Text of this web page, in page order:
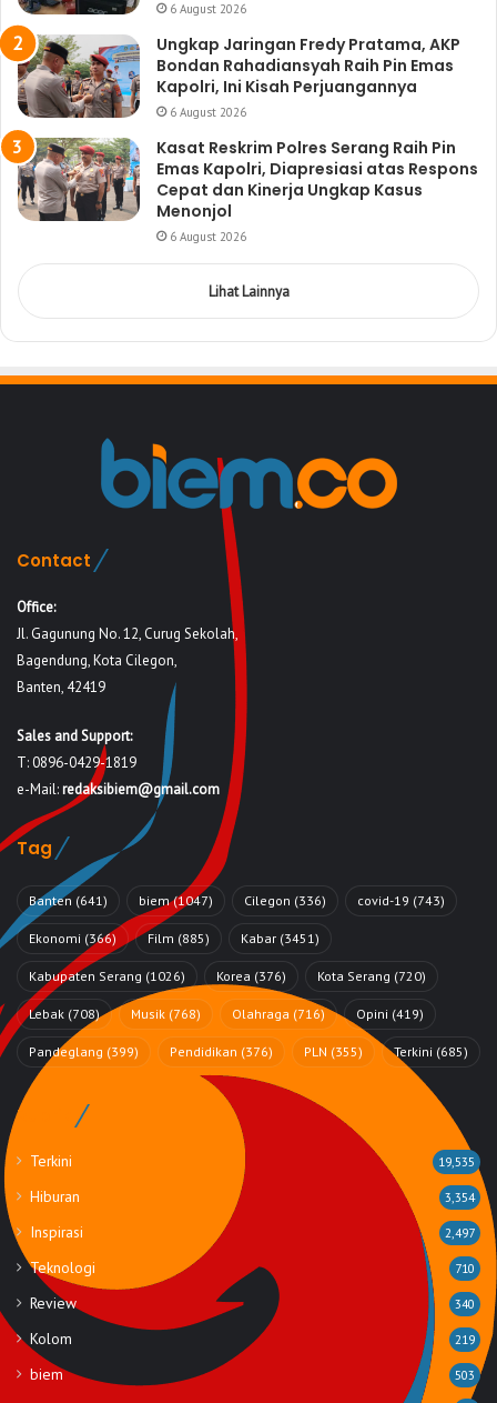
6 August 2026
Ungkap Jaringan Fredy Pratama, AKP
Bondan Rahadiansyah Raih Pin Emas
Kapolri, Ini Kisah Perjuangannya
6 August 2026
Kasat Reskrim Polres Serang Raih Pin
Emas Kapolri, Diapresiasi atas Respons
Cepat dan Kinerja Ungkap Kasus
Menonjol
6 August 2026
Lihat Lainnya
Contact
Office:
Jl. Gagunung No. 12, Curug Sekolah,
Bagendung, Kota Cilegon,
Banten, 42419
Sales and Support:
T: 0896-0429-1819
e-Mail:redaksibiem@gmail.com
Tag
Banten (641) biem(1047) Cilegon (336) covid-19 (743)
Ekonomi (366) Film (885) Kabar (3451)
Kabupaten Serang (1026) Korea (376) Kota Serang (720)
Lebak (708) Musik (768) Olahraga (716) Opini (419)
Pandeglang (399) Pendidikan (376) PLN (355) Terkini (685)
Rubrik
Terkini 19,535
Hiburan 3,354
Inspirasi 2,497
Teknologi 710
Review 340
Kolom 219
biem 503